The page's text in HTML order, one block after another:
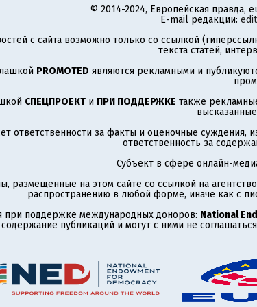
© 2014-2024, Европейская правда,
E-mail редакции:
с сайта возможно только со ссылкой
текста статей,
PROMOTED являются рекламными и
СПЕЦПРОЕКТи ПРИ ПОДДЕРЖКЕ также
ответственности за факты и оценочные суждения,
ответственность за
Субъект в сфере онлайн-
размещенные на этом сайте со ссылкой на агентство
распространению в любой форме, иначе как с
при поддержке международных доноров: National
содержание публикаций и могут с ними не